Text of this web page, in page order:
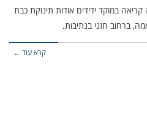
8:46, התקבלה קריאה במוקד ידידים אודות תינוקת כבת
ברחוב חזני בנתיבות.
קרא עוד ←